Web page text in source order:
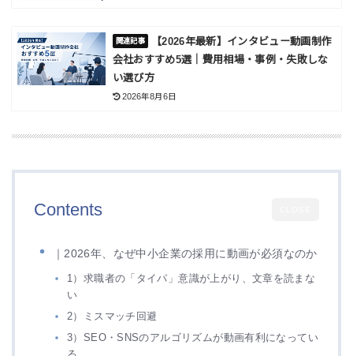
【2026年最新】インタビュー動画制作
会社おすすめ5選｜費用相場・事例・失敗しな
い選び方
2026年8月6日
Contents
｜2026年、なぜ中小企業の採用に動画が必須なのか
1）求職者の「タイパ」意識が上がり、文章を読まな
い
2）ミスマッチ回避
3）SEO・SNSのアルゴリズムが動画有利になってい